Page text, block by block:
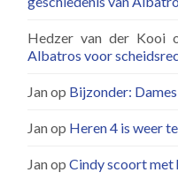
Hedzer van der Kooi
Albatros voor
Janop Bijzonder:
Janop Heren 4 is weer
JanopCindy scoort met